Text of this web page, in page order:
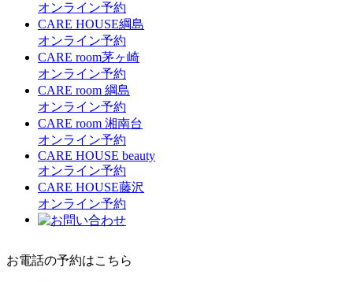
オンライン予約
CARE HOUSE綱島
オンライン予約
CARE room茅ヶ崎
オンライン予約
CARE room 綱島
オンライン予約
CARE room 湘南台
オンライン予約
CARE HOUSE beauty
オンライン予約
CARE HOUSE藤沢
オンライン予約
お電話の予約はこちら